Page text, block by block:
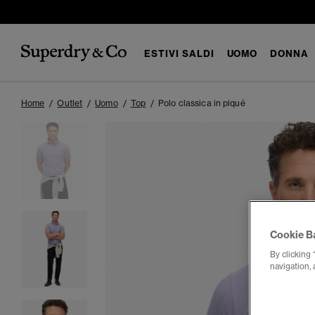
ESTIVI SALDI UOMO DONNA
Home Outlet Uomo Top Polo classica in piqué
Cookie
By clicking
navigation,